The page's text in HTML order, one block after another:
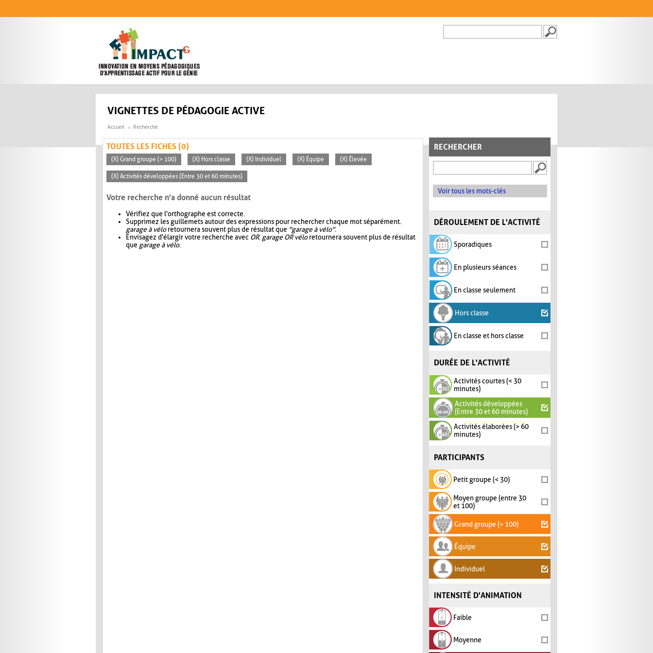
FORMULAIRE DE
VIGNETTES DE PÉDAGOGIE ACTIVE
Accueil Recherche
RECHERCHER
Voir tous les mots-clés
DÉROULEMENT DE L'ACTIVITÉ
Sporadiques
En plusieurs séances
En classe seulement
Hors classe
En classe et hors classe
DURÉE DE L'ACTIVITÉ
Activités courtes (< 30
minutes)
Activités développées
(Entre 30 et 60 minutes)
Activités élaborées (> 60
minutes)
PARTICIPANTS
Petit groupe (< 30)
Moyen groupe (entre 30
et 100)
Grand groupe (> 100)
Équipe
Individuel
INTENSITÉ D'ANIMATION
Faible
Moyenne
TOUTES LES FICHES (0)
(X) Grand groupe (> 100) (X) Hors classe (X) Individuel (X) Équipe (X) Élevée
(X) Activités développées (Entre 30 et 60 minutes)
Votre recherche n'a donné aucun résultat
Vérifiez que l'orthographe est correcte.
Supprimez les guillemets autour des expressions pour rechercher chaque mot séparément.
garage à véloretournera souvent plus de résultat que "garage à vélo".
Envisagez d'élargir votre recherche avec OR. garage OR véloretournera souvent plus de résultat
que garage à vélo.